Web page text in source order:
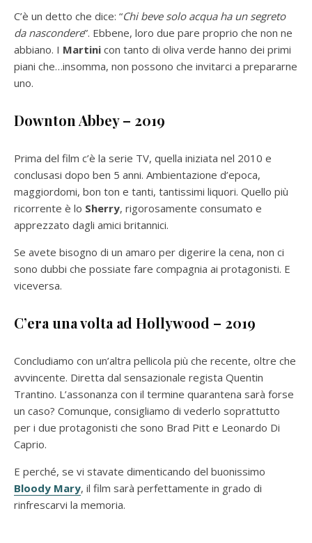
C’è un detto che dice: “Chi beve solo acqua ha un segreto
da nascondere”. Ebbene, loro due pare proprio che non ne
abbiano. I Martini con tanto di oliva verde hanno dei primi
piani che…insomma, non possono che invitarci a prepararne
uno.
Downton Abbey – 2019
Prima del film c’è la serie TV, quella iniziata nel 2010 e
conclusasi dopo ben 5 anni. Ambientazione d’epoca,
maggiordomi, bon ton e tanti, tantissimi liquori. Quello più
ricorrente è lo Sherry, rigorosamente consumato e
apprezzato dagli amici britannici.
Se avete bisogno di un amaro per digerire la cena, non ci
sono dubbi che possiate fare compagnia ai protagonisti. E
viceversa.
C’era una volta ad Hollywood – 2019
Concludiamo con un’altra pellicola più che recente, oltre che
avvincente. Diretta dal sensazionale regista Quentin
Trantino. L’assonanza con il termine quarantena sarà forse
un caso? Comunque, consigliamo di vederlo soprattutto
per i due protagonisti che sono Brad Pitt e Leonardo Di
Caprio.
E perché, se vi stavate dimenticando del buonissimo
Bloody Mary, il film sarà perfettamente in grado di
rinfrescarvi la memoria.